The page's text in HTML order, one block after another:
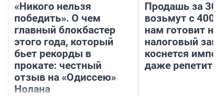
«Никого нельзя
победить». О чем
главный блокбастер
этого года, который
бьет рекорды в
прокате: честный
отзыв на «Одиссею»
Нолана
Продашь за
возьмут с
нам готовит
налоговый
коснется
даже